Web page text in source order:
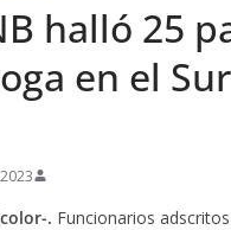
halló 25
en el
. Funcionarios